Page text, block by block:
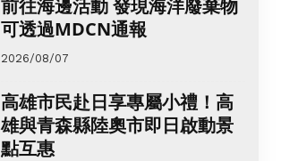
前往海邊活動 發現海洋廢棄物
可透過MDCN通報
2026/08/07
高雄市民赴日享專屬小禮！高
雄與青森縣陸奧市即日啟動景
點互惠